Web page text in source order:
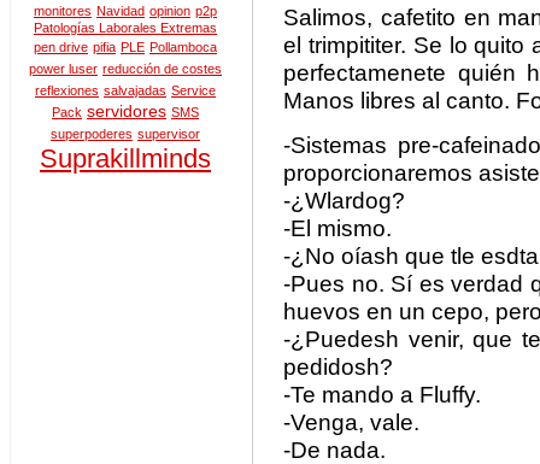
monitores Navidad opinion p2p
Patologías Laborales Extremas
pen drive pifia PLE Pollamboca
power luser reducción de costes
reflexiones salvajadas Service
Pack servidores SMS
superpoderes supervisor
Suprakillminds
Salimos, cafetito en
el trimpititer. Se lo quito
perfectamenete quién
Manos libres al canto.
-Sistemas pre-
proporcionaremos
-¿Wlardog?
-El mismo.
-¿No oíash que tle
-Pues no. Sí es verdad
huevos en un cepo,
-¿Puedesh venir, que
pedidosh?
-Te mando a Fluffy.
-Venga, vale.
-De nada.